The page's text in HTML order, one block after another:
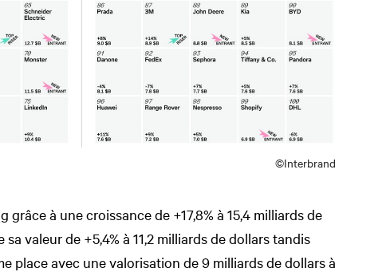
©Interbrand
grâce à une croissance de +17,8% à 15,4 milliards de
valeur de +5,4% à 11,2 milliards de dollars tandis
place avec une valorisation de 9 milliards de dollars à